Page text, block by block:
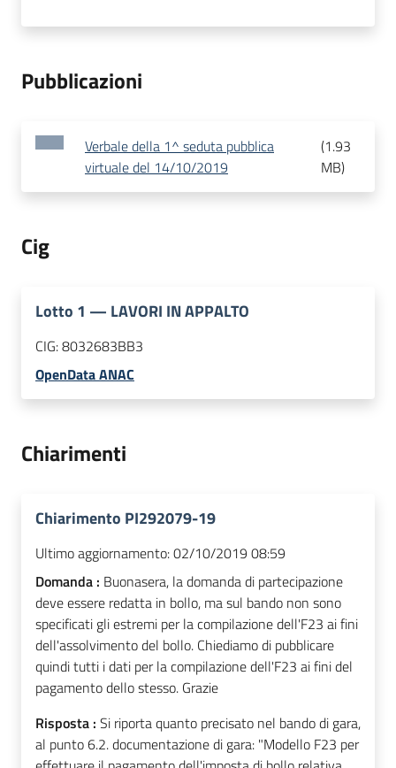
Pubblicazioni
Verbale della 1^ seduta pubblica
virtuale del 14/10/2019
(1.93
MB)
Cig
Lotto 1 — LAVORI IN APPALTO
CIG:8032683BB3
OpenData ANAC
Chiarimenti
Chiarimento PI292079-19
Ultimo aggiornamento:02/10/2019 08:59
Domanda : Buonasera, la domanda di partecipazione
deve essere redatta in bollo, ma sul bando non sono
specificati gli estremi per la compilazione dell'F23 ai fini
dell'assolvimento del bollo. Chiediamo di pubblicare
quindi tutti i dati per la compilazione dell'F23 ai fini del
pagamento dello stesso. Grazie
Risposta : Si riporta quanto precisato nel bando di gara,
al punto 6.2. documentazione di gara: "Modello F23 per